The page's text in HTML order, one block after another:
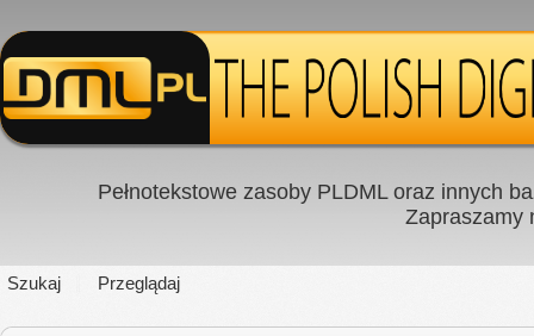
Pełnotekstowe zasoby PLDML oraz innych
Zapraszamy
Szukaj Przeglądaj